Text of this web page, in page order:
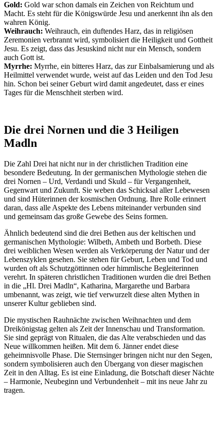
Gold: Gold war schon damals ein Zeichen von Reichtum und
Macht. Es steht für die Königswürde Jesu und anerkennt ihn als den
wahren König.
Weihrauch: Weihrauch, ein duftendes Harz, das in religiösen
Zeremonien verbrannt wird, symbolisiert die Heiligkeit und Gottheit
Jesu. Es zeigt, dass das Jesuskind nicht nur ein Mensch, sondern
auch Gott ist.
Myrrhe: Myrrhe, ein bitteres Harz, das zur Einbalsamierung und als
Heilmittel verwendet wurde, weist auf das Leiden und den Tod Jesu
hin. Schon bei seiner Geburt wird damit angedeutet, dass er eines
Tages für die Menschheit sterben wird.
Die drei Nornen und die 3 Heiligen
Madln
Die Zahl Drei hat nicht nur in der christlichen Tradition eine
besondere Bedeutung. In der germanischen Mythologie stehen die
drei Nornen – Urd, Verdandi und Skuld – für Vergangenheit,
Gegenwart und Zukunft. Sie weben das Schicksal aller Lebewesen
und sind Hüterinnen der kosmischen Ordnung. Ihre Rolle erinnert
daran, dass alle Aspekte des Lebens miteinander verbunden sind
und gemeinsam das große Gewebe des Seins formen.
Ähnlich bedeutend sind die drei Bethen aus der keltischen und
germanischen Mythologie: Wilbeth, Ambeth und Borbeth. Diese
drei weiblichen Wesen werden als Verkörperung der Natur und der
Lebenszyklen gesehen. Sie stehen für Geburt, Leben und Tod und
wurden oft als Schutzgöttinnen oder himmlische Begleiterinnen
verehrt. In späteren christlichen Traditionen wurden die drei Bethen
in die „Hl. Drei Madln“, Katharina, Margarethe und Barbara
umbenannt, was zeigt, wie tief verwurzelt diese alten Mythen in
unserer Kultur geblieben sind.
Die mystischen Rauhnächte zwischen Weihnachten und dem
Dreikönigstag gelten als Zeit der Innenschau und Transformation.
Sie sind geprägt von Ritualen, die das Alte verabschieden und das
Neue willkommen heißen. Mit dem 6. Jänner endet diese
geheimnisvolle Phase. Die Sternsinger bringen nicht nur den Segen,
sondern symbolisieren auch den Übergang von dieser magischen
Zeit in den Alltag. Es ist eine Einladung, die Botschaft dieser Nächte
– Harmonie, Neubeginn und Verbundenheit – mit ins neue Jahr zu
tragen.